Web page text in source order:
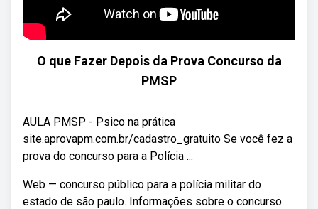
O que Fazer Depois da Prova Concurso da
PMSP
AULA PMSP - Psico na prática
site.aprovapm.com.br/cadastro_gratuito Se você fez a
prova do concurso para a Polícia ...
Web — concurso público para a polícia militar do
estado de são paulo. Informações sobre o concurso